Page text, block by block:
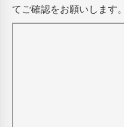
てご確認をお願いします。